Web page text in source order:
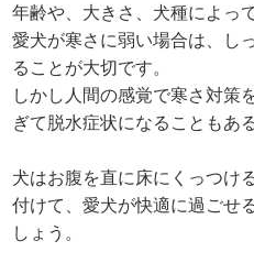
年齢や、大きさ、犬種によっ
愛犬が寒さに弱い場合は、し
ることが大切です。
しかし人間の感覚で寒さ対策
ぎて脱水症状になることもあ
犬はお腹を直に床にくっつけ
付けて、愛犬が快適に過ごせ
しょう。